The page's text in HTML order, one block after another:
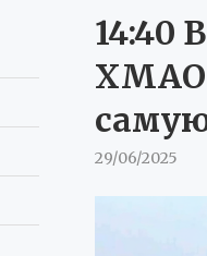
14:40
ХМАО
29/06/2025